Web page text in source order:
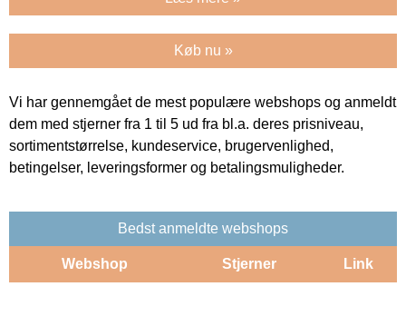
Køb nu »
Vi har gennemgået de mest populære webshops og anmeldt
dem med stjerner fra 1 til 5 ud fra bl.a. deres prisniveau,
sortimentstørrelse, kundeservice, brugervenlighed,
betingelser, leveringsformer og betalingsmuligheder.
Bedst anmeldte webshops
Webshop Stjerner Link